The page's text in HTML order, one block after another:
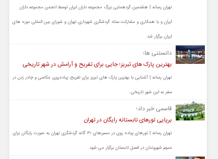
تهران رسانه | هشتمین گردهمایی بزرگ مجموعه داران ایران توسط انجمن مجموعه داران
ایران و با همکاری و مشارکت ستاد گردشگری شهرداری تهران و شورای بین المللی موزه های
ایران برگزار شد.
دانستنی ها؛
بهترین پارک های تبریز؛ جایی برای تفریح و آرامش در شهر تاریخی
تهران رسانه | آشنایی با بهترین پارک های تبریز برای تفریح، پیاده‌روی، عکاسی و چادر زدن در
سفر به این شهر تاریخی.
قاسمی خبر داد؛
برپایی تورهای تابستانه رایگان در تهران
تهران رسانه | تورهای پیاده روی در مسیرهای ۳۰ گانه گردشگری تهران به صورت رایگان برای
عموم شهروندان در فصل تابستان برگزار می شود.